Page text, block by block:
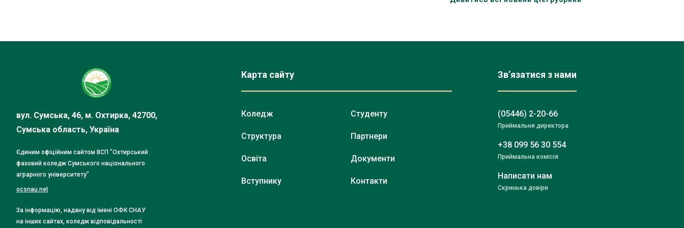
вул. Сумська, 46, м. Охтирка, 42700,
Сумська область, Україна
Єдиним офіційним сайтом ВСП "Охтирський
фаховий коледж Сумського національного
аграрного університету"
ocsnau.net
За інформацію, надану від імені ОФК СНАУ
на інших сайтах, коледж відповідальності
Карта сайту
Коледж
Структура
Освіта
Вступнику
Студенту
Партнери
Документи
Контакти
Зв’язатися з нами
(05446) 2-20-66
Приймальня директора
+38 099 56 30 554
Приймальна комісія
Написати нам
Скринька довіри